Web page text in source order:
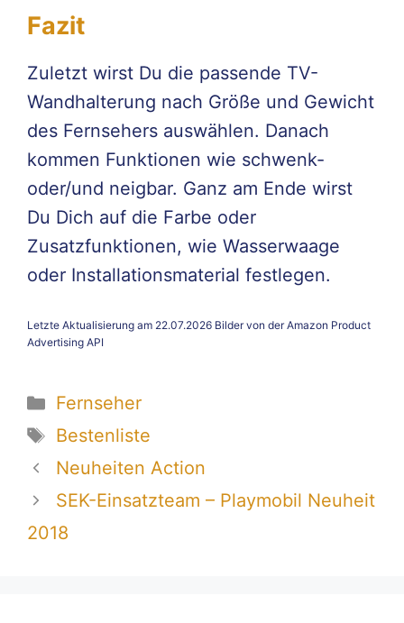
Fazit
Zuletzt wirst Du die passende TV-
Wandhalterung nach Größe und Gewicht
des Fernsehers auswählen. Danach
kommen Funktionen wie schwenk-
oder/und neigbar. Ganz am Ende wirst
Du Dich auf die Farbe oder
Zusatzfunktionen, wie Wasserwaage
oder Installationsmaterial festlegen.
Letzte Aktualisierung am 22.07.2026 Bilder von der Amazon Product
Advertising API
Kategorien
Fernseher
Schlagwörter
Bestenliste
Neuheiten Action
SEK-Einsatzteam – Playmobil Neuheit
2018